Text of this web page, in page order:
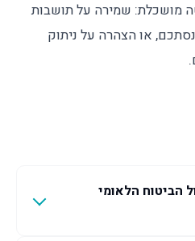
מושכלת: שמירה על תושבות
או הצהרה על ניתוק
הביטוח הלאומי